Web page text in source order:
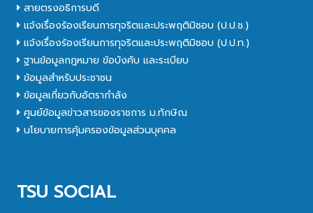
สายตรงอธิการบดี
แจ้งเรื่องร้องเรียนการทุจริตและประพฤติมิชอบ (ป.ป.ช.)
แจ้งเรื่องร้องเรียนการทุจริตและประพฤติมิชอบ (ป.ป.ท.)
ฐานข้อมูลกฎหมาย ข้อบังคับ และระเบียบ
ข้อมูลสำหรับประชาชน
ข้อมูลเกี่ยวกับอัตรากำลัง
ศูนย์ข้อมูลข่าวสารของราชการ ม.ทักษิณ
นโยบายการคุ้มครองข้อมูลส่วนบุคคล
TSU SOCIAL